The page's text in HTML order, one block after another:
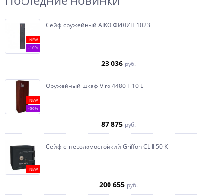
NEW
-10%
Сейф оружейный AIKO ФИЛИН 1023
23 036 руб.
NEW
-50%
Оружейный шкаф Viro 4480 T 10 L
87 875 руб.
NEW
Сейф огневзломостойкий Griffon CL II 50 K
200 655 руб.